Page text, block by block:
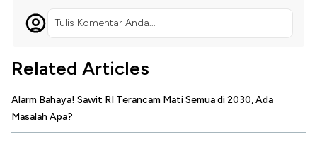
Tulis Komentar Anda...
Related Articles
Alarm Bahaya! Sawit RI Terancam Mati Semua di 2030, Ada
Masalah Apa?